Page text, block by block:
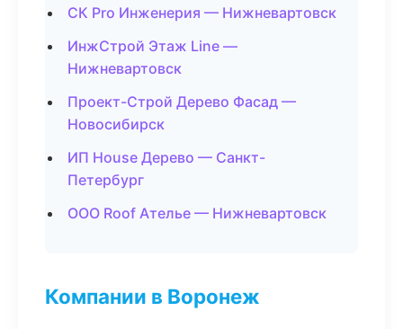
СК Pro Инженерия — Нижневартовск
ИнжСтрой Этаж Line —
Нижневартовск
Проект-Строй Дерево Фасад —
Новосибирск
ИП House Дерево — Санкт-
Петербург
ООО Roof Ателье — Нижневартовск
Компании в Воронеж